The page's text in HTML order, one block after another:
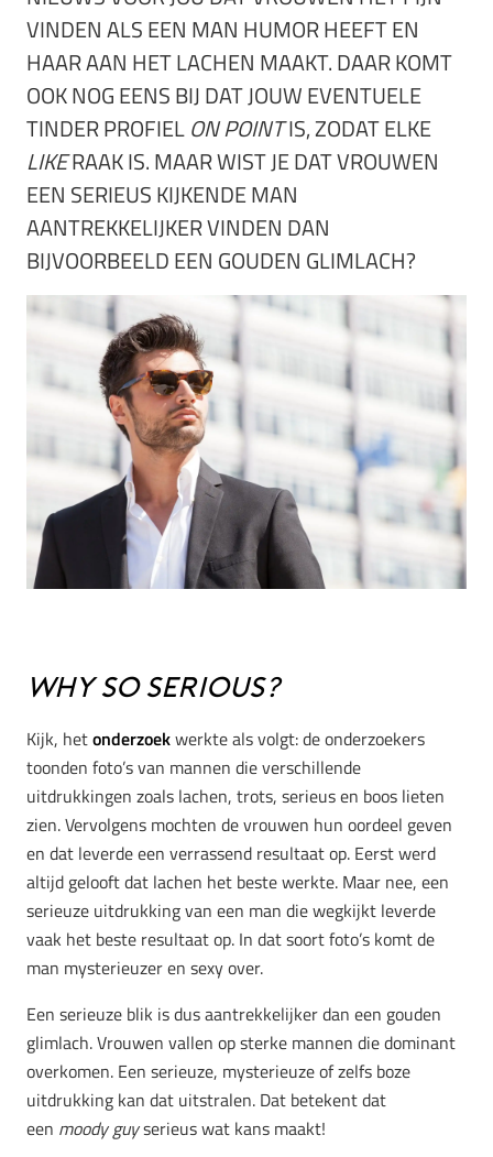
VINDEN ALS EEN MAN HUMOR HEEFT EN
HAAR AAN HET LACHEN MAAKT. DAAR KOMT
OOK NOG EENS BIJ DAT JOUW EVENTUELE
TINDER PROFIELON POINTIS, ZODAT ELKE
LIKERAAK IS. MAAR WIST JE DAT VROUWEN
EEN SERIEUS KIJKENDE MAN
AANTREKKELIJKER VINDEN DAN
BIJVOORBEELD EEN GOUDEN GLIMLACH?
Why so serious?
Kijk, hetonderzoekwerkte als volgt: de onderzoekers
toonden foto’s van mannen die verschillende
uitdrukkingen zoals lachen, trots, serieus en boos lieten
zien. Vervolgens mochten de vrouwen hun oordeel geven
en dat leverde een verrassend resultaat op. Eerst werd
altijd gelooft dat lachen het beste werkte. Maar nee, een
serieuze uitdrukking van een man die wegkijkt leverde
vaak het beste resultaat op. In dat soort foto’s komt de
man mysterieuzer en sexyover.
Een serieuze blik is dus aantrekkelijker dan een gouden
glimlach. Vrouwen vallen op sterke mannen die dominant
overkomen. Een serieuze, mysterieuze of zelfs boze
uitdrukking kan dat uitstralen. Dat betekent dat
een moody guyserieus wat kans maakt!